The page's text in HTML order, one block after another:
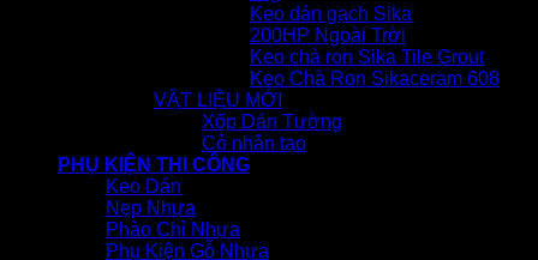
Keo dán gạch Sika
200HP Ngoài Trời
Keo chà ron Sika Tile Grout
Keo Chà Ron Sikaceram 608
VẬT LIỆU MỚI
Xốp Dán Tường
Cỏ nhân tạo
PHỤ KIỆN THI CÔNG
Keo Dán
Nẹp Nhựa
Phào Chỉ Nhựa
Phụ Kiện Gỗ Nhựa